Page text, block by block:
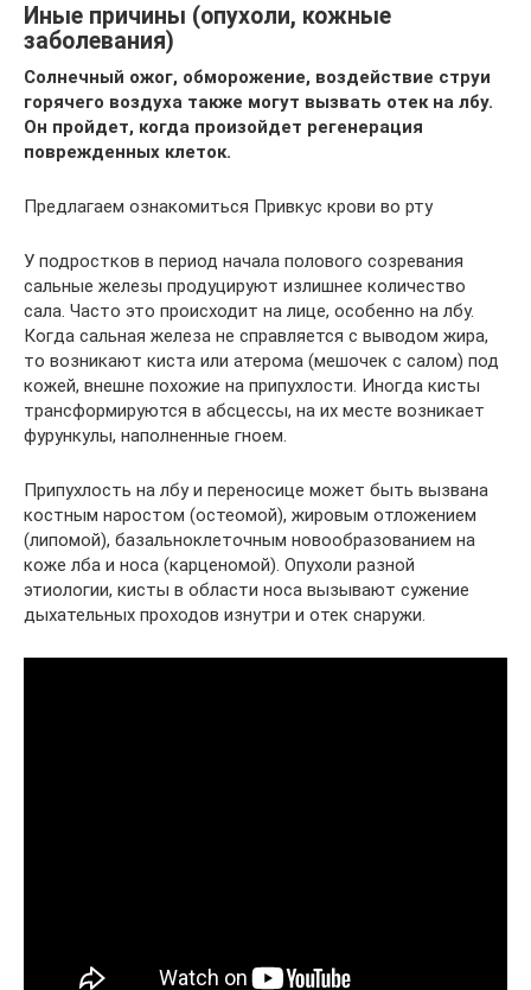
Иные причины (опухоли, кожные
заболевания)
Солнечный ожог, обморожение, воздействие струи
горячего воздуха также могут вызвать отек на лбу.
Он пройдет, когда произойдет регенерация
поврежденных клеток.
Предлагаем ознакомиться Привкус крови во рту
У подростков в период начала полового созревания
сальные железы продуцируют излишнее количество
сала. Часто это происходит на лице, особенно на лбу.
Когда сальная железа не справляется с выводом жира,
то возникают киста или атерома (мешочек с салом) под
кожей, внешне похожие на припухлости. Иногда кисты
трансформируются в абсцессы, на их месте возникает
фурункулы, наполненные гноем.
Припухлость на лбу и переносице может быть вызвана
костным наростом (остеомой), жировым отложением
(липомой), базальноклеточным новообразованием на
коже лба и носа (карценомой). Опухоли разной
этиологии, кисты в области носа вызывают сужение
дыхательных проходов изнутри и отек снаружи.